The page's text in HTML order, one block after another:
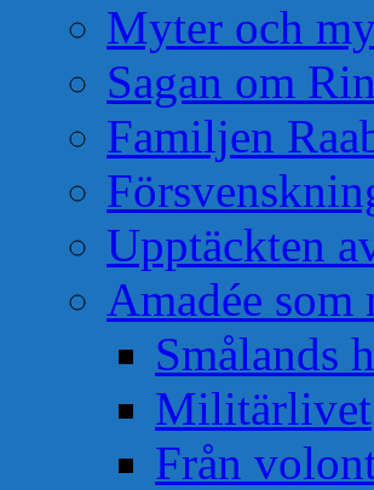
Myter och
Sagan om
Familjen
Upptäckten
Amadée
Smålands
Militärlivet
Från